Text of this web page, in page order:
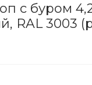
с буром
RAL 3003